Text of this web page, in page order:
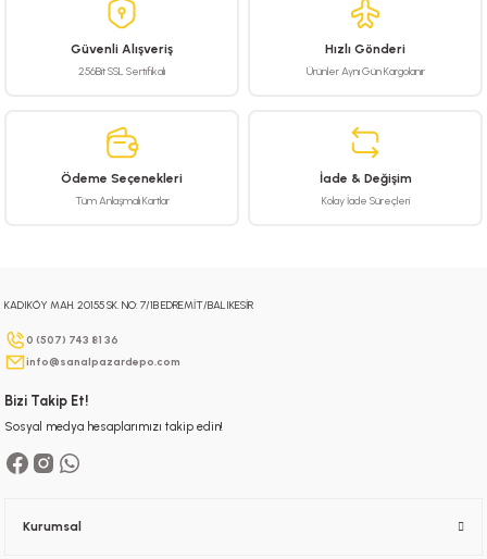
Görüş ve önerileriniz için teşekkür ederiz.
Ürün resmi kalitesiz, bozuk veya görüntülenemiyor.
Ürün bilgilerinde hatalar bulunuyor.
Ürün fiyatı diğer sitelerden daha pahalı.
Bu ürüne benzer farklı alternatifler olmalı.
Güvenli Alışveriş
256Bit SSL Sertifikalı
Hızlı Gönderi
Ürünler Aynı Gün Kargolanır
Ödeme Seçenekleri
Tüm Anlaşmalı Kartlar
İade & Değişim
Kolay İade Süreçleri
KADIKÖY MAH. 20155 SK. NO: 7/1B EDREMİT/BALIKESİR
0 (507) 743 81 36
info@sanalpazardepo.com
Bizi Takip Et!
Sosyal medya hesaplarımızı takip edin!
Kurumsal